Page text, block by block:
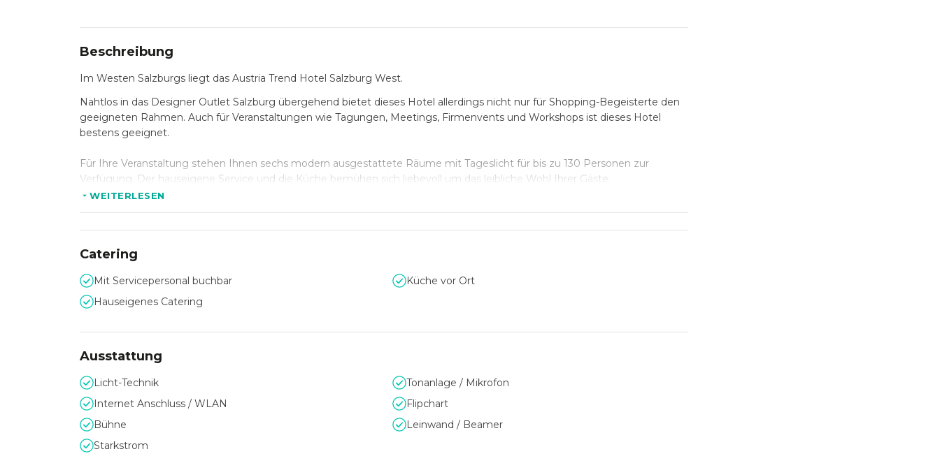
Beschreibung
Im Westen Salzburgs liegt das Austria Trend Hotel Salzburg West.
Nahtlos in das Designer Outlet Salzburg übergehend bietet dieses Hotel allerdings nicht nur für Shopping-Begeisterte den
geeigneten Rahmen. Auch für Veranstaltungen wie Tagungen, Meetings, Firmenvents und Workshops ist dieses Hotel
bestens geeignet.
Für Ihre Veranstaltung stehen Ihnen sechs modern ausgestattete Räume mit Tageslicht für bis zu 130 Personen zur
Verfügung. Der hauseigene Service und die Küche bemühen sich liebevoll um das leibliche Wohl Ihrer Gäste.
WEITERLESEN
Catering
Mit Servicepersonal buchbar
Küche vor Ort
Hauseigenes Catering
Ausstattung
Licht-Technik
Tonanlage / Mikrofon
Internet Anschluss / WLAN
Flipchart
Bühne
Leinwand / Beamer
Starkstrom